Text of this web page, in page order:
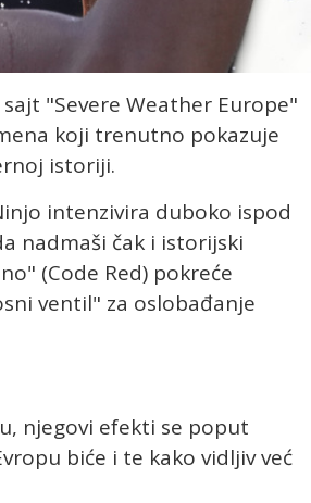
"Severe Weather Europe"
koji trenutno pokazuje
istoriji.
intenzivira duboko ispod
nadmaši čak i istorijski
(Code Red) pokreće
ventil" za oslobađanje
njegovi efekti se poput
biće i te kako vidljiv već